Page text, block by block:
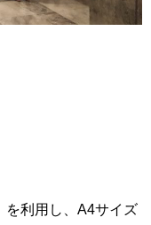
を利用し、A4サイズ